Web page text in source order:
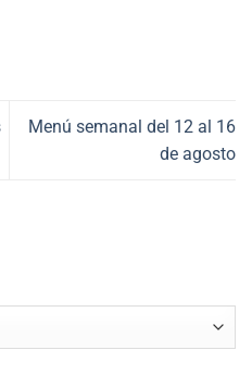
Menú semanal del 12 al 16
de agosto